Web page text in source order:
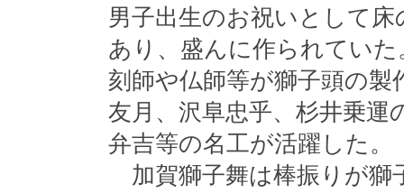
男子出生のお祝いとして
あり、盛んに作られてい
刻師や仏師等が獅子頭の製
友月、沢阜忠乎、杉井乗運
弁吉等の名工が活躍した。
加賀獅子舞は棒振りが獅